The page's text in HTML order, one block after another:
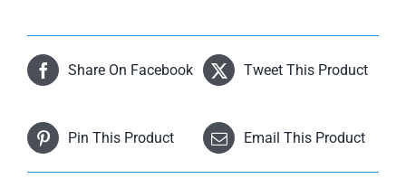
Share On Facebook Tweet This Product
Pin This Product Email This Product